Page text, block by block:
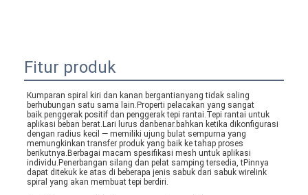
Fitur produk
Kumparan spiral kiri dan kanan bergantianyang tidak saling
berhubungan satu sama lain .Properti pelacakan yang sangat
baik.penggerak positif dan penggerak tepi rantai.Tepi rantai untuk
aplikasi beban berat.Lari lurus dan benar. bahkan ketika dikonfigurasi
dengan radius kecil — memiliki ujung bulat sempurna yang
memungkinkan transfer produk yang baik ke tahap proses
berikutnya.Berbagai macam spesifikasi mesh untuk aplikasi
individu.Penerbangan silang dan pelat samping tersedia, tPinnya
dapat ditekuk ke atas di beberapa jenis sabuk dari sabuk wirelink
spiral yang akan membuat tepi berdiri.